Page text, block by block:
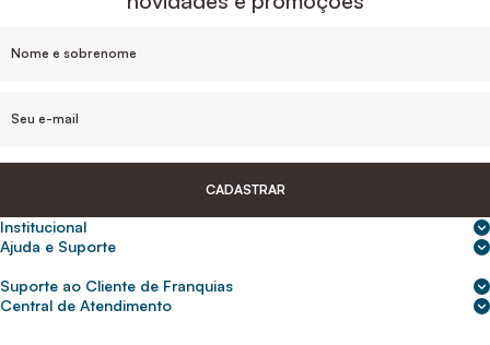
CADASTRAR
Institucional
Sobre nós
Para empresas
Ajuda e Suporte
Frete e entrega
Suporte ao Cliente de Franquias
2ª Via de Boletos - Crédito ABC
Central de Atendimento